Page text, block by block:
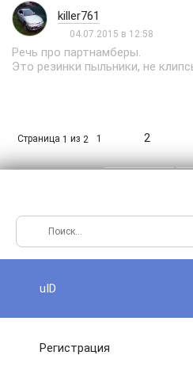
killer761
04.07.2015 в 12:58
Речь про партнамберы.
Это резинки пыльники, не
Страница 1 из 2 1 2
uID
Регистрация